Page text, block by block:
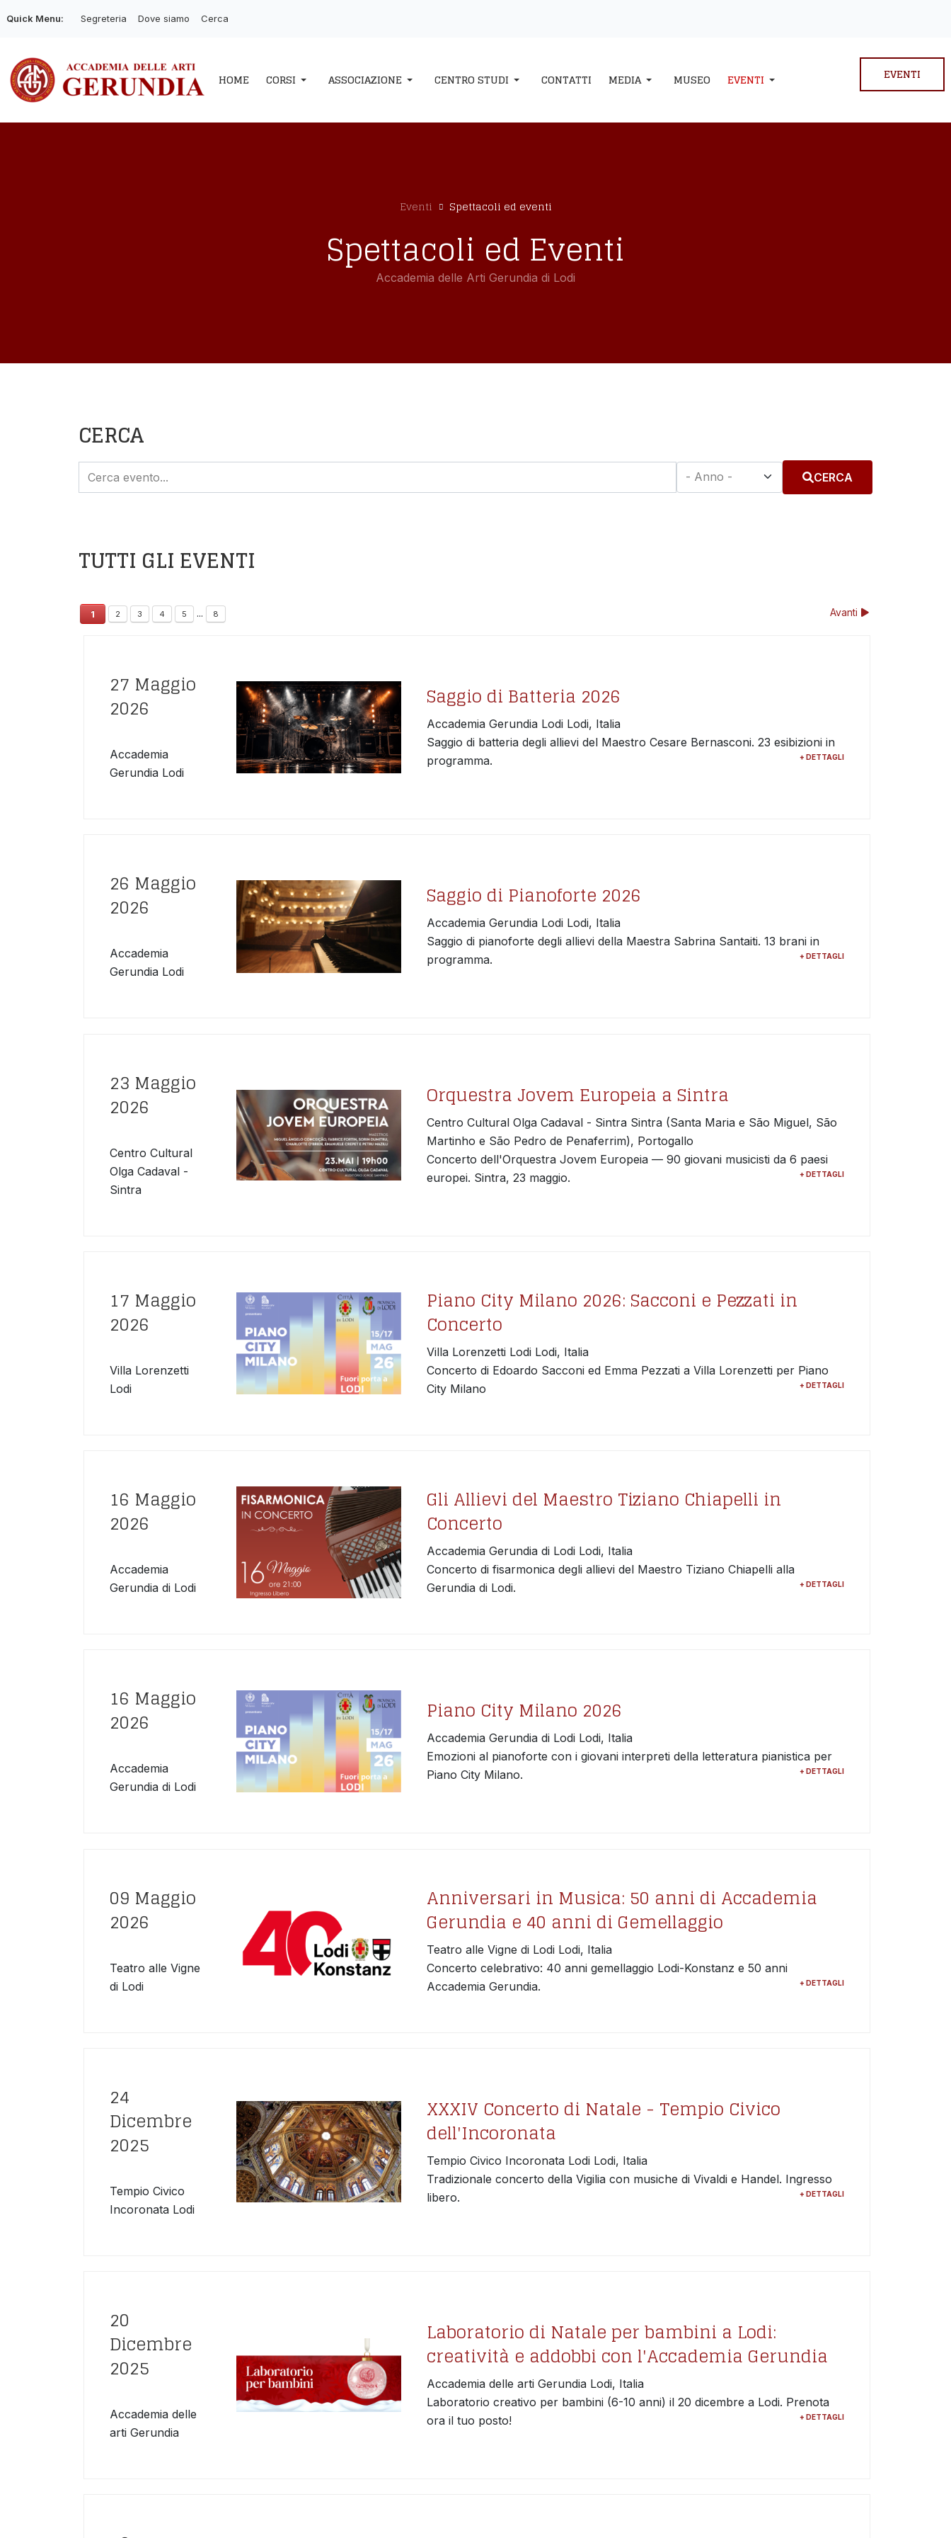
Quick Menu: Segreteria Dove siamo Cerca
HOME CORSI ASSOCIAZIONE CENTRO STUDI CONTATTI MEDIA MUSEO EVENTI EVENTI
Eventi Spettacoli ed eventi
Spettacoli ed Eventi
Accademia delle Arti Gerundia di Lodi
CERCA
CERCA
TUTTI GLI EVENTI
1 2 3 4 5 ... 8 Avanti
27 Maggio
2026
Accademia
Gerundia Lodi
Saggio di Batteria 2026
Accademia Gerundia Lodi Lodi, Italia
Saggio di batteria degli allievi del Maestro Cesare Bernasconi. 23 esibizioni in
programma.
+ DETTAGLI
26 Maggio
2026
Accademia
Gerundia Lodi
Saggio di Pianoforte 2026
Accademia Gerundia Lodi Lodi, Italia
Saggio di pianoforte degli allievi della Maestra Sabrina Santaiti. 13 brani in
programma.
+ DETTAGLI
23 Maggio
2026
Centro Cultural
Olga Cadaval -
Sintra
Orquestra Jovem Europeia a Sintra
Centro Cultural Olga Cadaval - Sintra Sintra (Santa Maria e São Miguel, São
Martinho e São Pedro de Penaferrim), Portogallo
Concerto dell'Orquestra Jovem Europeia — 90 giovani musicisti da 6 paesi
europei. Sintra, 23 maggio.
+ DETTAGLI
17 Maggio
2026
Villa Lorenzetti
Lodi
Piano City Milano 2026: Sacconi e Pezzati in
Concerto
Villa Lorenzetti Lodi Lodi, Italia
Concerto di Edoardo Sacconi ed Emma Pezzati a Villa Lorenzetti per Piano
City Milano
+ DETTAGLI
16 Maggio
2026
Accademia
Gerundia di Lodi
Gli Allievi del Maestro Tiziano Chiapelli in
Concerto
Accademia Gerundia di Lodi Lodi, Italia
Concerto di fisarmonica degli allievi del Maestro Tiziano Chiapelli alla
Gerundia di Lodi.
+ DETTAGLI
16 Maggio
2026
Accademia
Gerundia di Lodi
Piano City Milano 2026
Accademia Gerundia di Lodi Lodi, Italia
Emozioni al pianoforte con i giovani interpreti della letteratura pianistica per
Piano City Milano.
+ DETTAGLI
09 Maggio
2026
Teatro alle Vigne
di Lodi
Anniversari in Musica: 50 anni di Accademia
Gerundia e 40 anni di Gemellaggio
Teatro alle Vigne di Lodi Lodi, Italia
Concerto celebrativo: 40 anni gemellaggio Lodi-Konstanz e 50 anni
Accademia Gerundia.
+ DETTAGLI
24
Dicembre
2025
Tempio Civico
Incoronata Lodi
XXXIV Concerto di Natale - Tempio Civico
dell'Incoronata
Tempio Civico Incoronata Lodi Lodi, Italia
Tradizionale concerto della Vigilia con musiche di Vivaldi e Handel. Ingresso
libero.
+ DETTAGLI
20
Dicembre
2025
Accademia delle
arti Gerundia
Laboratorio di Natale per bambini a Lodi:
creatività e addobbi con l'Accademia Gerundia
Accademia delle arti Gerundia Lodi, Italia
Laboratorio creativo per bambini (6-10 anni) il 20 dicembre a Lodi. Prenota
ora il tuo posto!
+ DETTAGLI